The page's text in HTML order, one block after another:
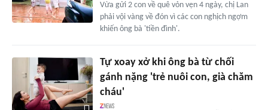
Vừa gửi 2 con về quê vỏn vẹn 4 ngày, chị Lan
phải vội vàng về đón vì các con nghịch ngợm
khiến ông bà 'tiền đình'.
Tự xoay xở khi ông bà từ chối
gánh nặng 'trẻ nuôi con, già chăm
cháu'